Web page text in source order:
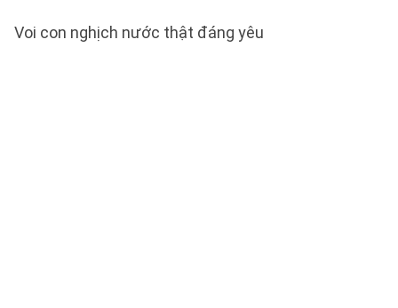
Voi con nghịch nước thật đáng yêu